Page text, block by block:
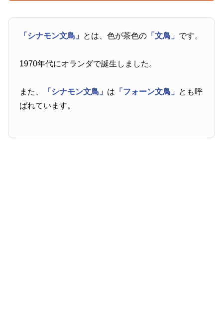
「シナモン文鳥」 とは、色が茶色の 「文鳥」 です。
1970年代にオランダで誕生しました。
また、 「シナモン文鳥」 は 「フォーン文鳥」 とも呼
ばれています。